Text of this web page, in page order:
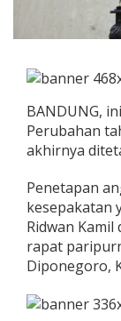
BANDUNG,
Perubahan
akhirnya
Penetapan
kesepakatan
Ridwan Kamil
rapat
Diponegoro,